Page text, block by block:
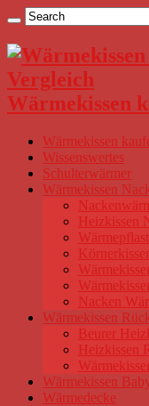
Wärmekissen
Wärmekissen
Wissenswertes
Schulterwärmer
Wärmekissen
Heizkissen
Nacken
Wärmekissen
Beurer
Heizkissen
Wärmekissen
Wärmedecke